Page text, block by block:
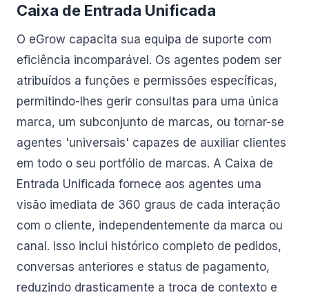
Caixa de Entrada Unificada
O eGrow capacita sua equipa de suporte com
eficiência incomparável. Os agentes podem ser
atribuídos a funções e permissões específicas,
permitindo-lhes gerir consultas para uma única
marca, um subconjunto de marcas, ou tornar-se
agentes 'universais' capazes de auxiliar clientes
em todo o seu portfólio de marcas. A Caixa de
Entrada Unificada fornece aos agentes uma
visão imediata de 360 graus de cada interação
com o cliente, independentemente da marca ou
canal. Isso inclui histórico completo de pedidos,
conversas anteriores e status de pagamento,
reduzindo drasticamente a troca de contexto e